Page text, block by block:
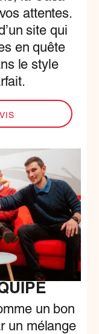
attentes.
site qui
en quête
le style
un bon
un mélange